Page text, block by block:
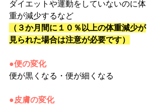
ダイエットや運動をしていないのに体
重が減少するなど
（３か月間に１０％以上の体重減少が
見られた場合は注意が必要です）
●便の変化
便が黒くなる・便が細くなる
●皮膚の変化